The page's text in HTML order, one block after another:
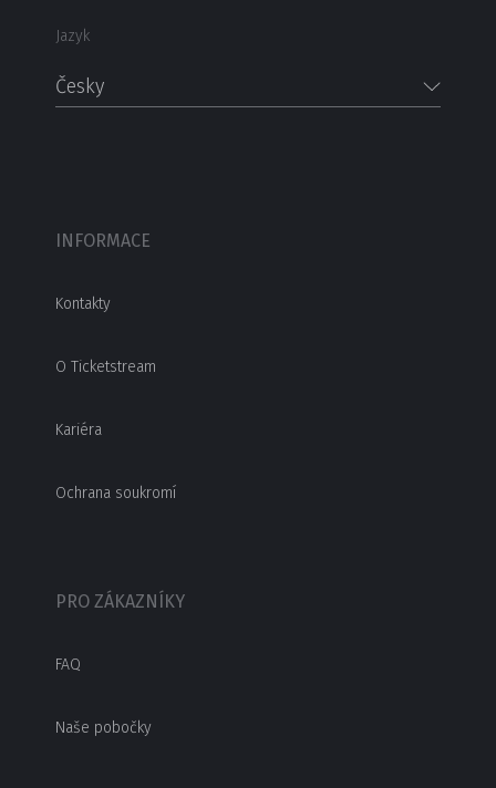
Jazyk
Česky
INFORMACE
Kontakty
O Ticketstream
Kariéra
Ochrana soukromí
PRO ZÁKAZNÍKY
FAQ
Naše pobočky